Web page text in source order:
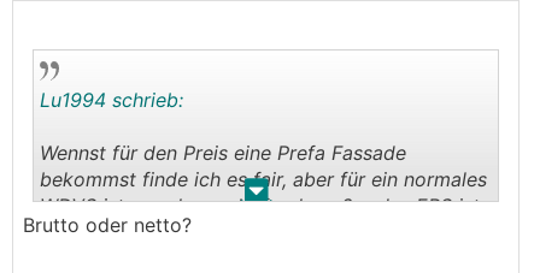
. .
Lu1994 schrieb:
Wennst für den Preis eine Prefa Fassade
bekommst finde ich es fair, aber für ein normales
WDVSist es schon sehr frech, außer das EPS ist
wiedermal explodiert, weil's in Italien wieder
Brutto oder netto?